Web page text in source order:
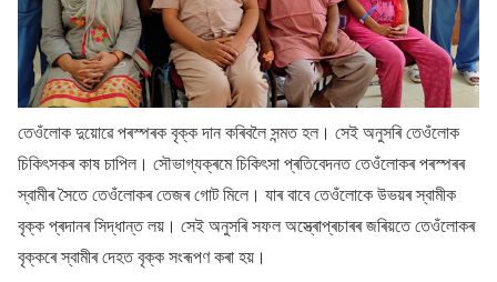
তেওঁলোক দুয়োৱে পৰস্পৰক বৃক্ক দান কৰিবলৈ সন্মত হল। সেই অনুসৰি তেওঁলোক
চিকিৎসকৰ কাষ চাপিল। সৌভাগ্যক্ৰমে চিকিৎসা প্ৰতিবেদনত তেওঁলোকৰ পৰস্পৰৰ
স্বামীৰ সৈতে তেওঁলোকৰ তেজৰ গোট মিলে। যাৰ বাবে তেওঁলোকে উভয়ৰ স্বামীক
বৃক্ক প্ৰদানৰ সিদ্ধান্ত লয়। সেই অনুসৰি সফল অস্ত্ৰোপ্ৰচাৰৰ জৰিয়তে তেওঁলোকৰ
বৃক্কৰে স্বামীৰ দেহত বৃক্ক সংৰূপণ কৰা হয়।